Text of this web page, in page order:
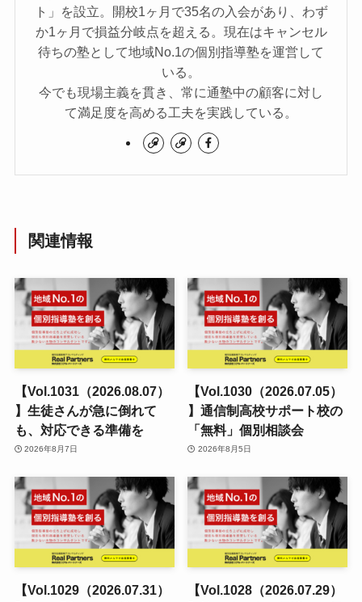
ト」を設立。開校1ヶ月で35名の入会があり、わず
か1ヶ月で損益分岐点を超える。現在はキャンセル
待ちの塾として地域No.1の個別指導塾を運営して
いる。
今でも現場主義を貫き、常に通塾中の顧客に対し
て満足度を高める工夫を実践している。
関連情報
【Vol.1031（2026.08.07）
】生徒さんが急に倒れて
も、対応できる準備を
2026年8月7日
【Vol.1030（2026.07.05）
】通信制高校サポート校の
「無料」個別相談会
2026年8月5日
【Vol.1029（2026.07.31）
【Vol.1028（2026.07.29）